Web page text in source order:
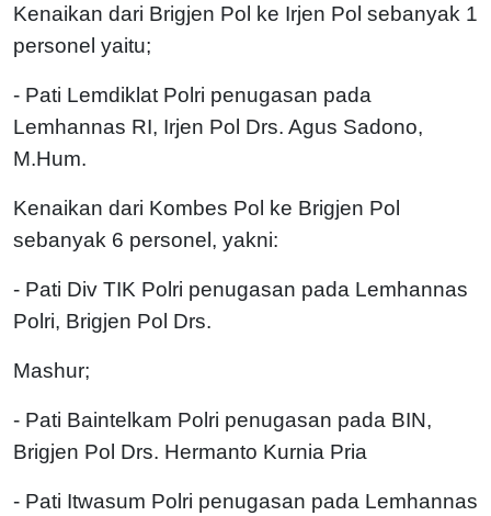
Kenaikan dari Brigjen Pol ke Irjen Pol sebanyak 1
personel yaitu;
- Pati Lemdiklat Polri penugasan pada
Lemhannas RI, Irjen Pol Drs. Agus Sadono,
M.Hum.
Kenaikan dari Kombes Pol ke Brigjen Pol
sebanyak 6 personel, yakni:
- Pati Div TIK Polri penugasan pada Lemhannas
Polri, Brigjen Pol Drs.
Mashur;
- Pati Baintelkam Polri penugasan pada BIN,
Brigjen Pol Drs. Hermanto Kurnia Pria
- Pati Itwasum Polri penugasan pada Lemhannas